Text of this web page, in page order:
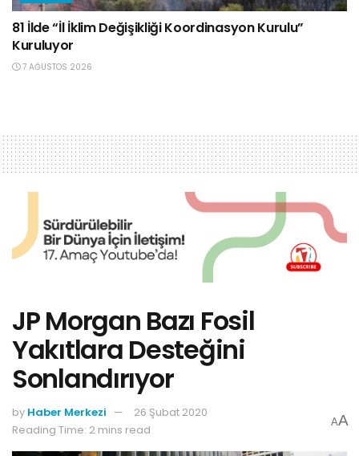
81 İlde “İl İklim Değişikliği Koordinasyon Kurulu”
Kuruluyor
7 AĞUSTOS 2026
JP Morgan Bazı Fosil
Yakıtlara Desteğini
Sonlandırıyor
by Haber Merkezi
26 Şubat 2020
Reading Time: 2 mins read
AA